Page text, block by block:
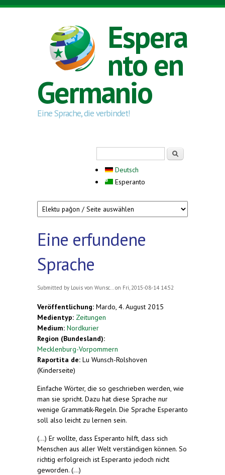
Skip to main content
Espera
nto en
Germanio
Eine Sprache, die verbindet!
Deutsch
Esperanto
Eine erfundene
Sprache
Submitted by Louis von Wunsc... on Fri, 2015-08-14 14:52
Veröffentlichung: Mardo, 4. August 2015
Medientyp: Zeitungen
Medium: Nordkurier
Region (Bundesland):
Mecklenburg-Vorpommern
Raportita de: Lu Wunsch-Rolshoven
(Kinderseite)
Einfache Wörter, die so geschrieben werden, wie
man sie spricht. Dazu hat diese Sprache nur
wenige Grammatik-Regeln. Die Sprache Esperanto
soll also leicht zu lernen sein.
(...) Er wollte, dass Esperanto hilft, dass sich
Menschen aus aller Welt verständigen können. So
richtig erfolgreich ist Esperanto jedoch nicht
geworden. (...)